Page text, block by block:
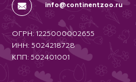
info@continentzoo.ru
ОГРН: 1225000002655
ИНН: 5024218728
КПП: 502401001